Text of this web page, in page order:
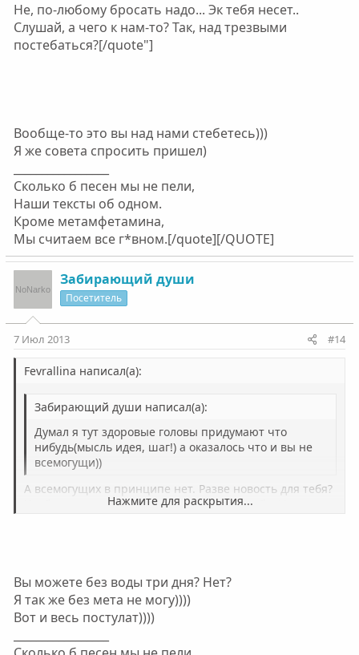
Нажмите для раскрытия...
Не, по-любому бросать надо... Эк тебя несет..
Слушай, а чего к нам-то? Так, над трезвыми
постебаться?[/quote"]
Вообще-то это вы над нами стебетесь)))
Я же совета спросить пришел)
Сколько б песен мы не пели,
Наши тексты об одном.
Кроме метамфетамина,
Мы считаем все г*вном.[/quote][/QUOTE]
Забирающий души
Посетитель
7 Июл 2013 #14
Fevrallina написал(а):
Забирающий души написал(а):
Думал я тут здоровые головы придумают что
нибудь(мысль идея, шаг!) а оказалось что и вы не
всемогущи))
А всемогущих в принципе нет. Разве новость для тебя?
Чтобы изменить что-то вокруг, начни с себя. Никто не
Нажмите для раскрытия...
Вы можете без воды три дня? Нет?
Я так же без мета не могу))))
Вот и весь постулат))))